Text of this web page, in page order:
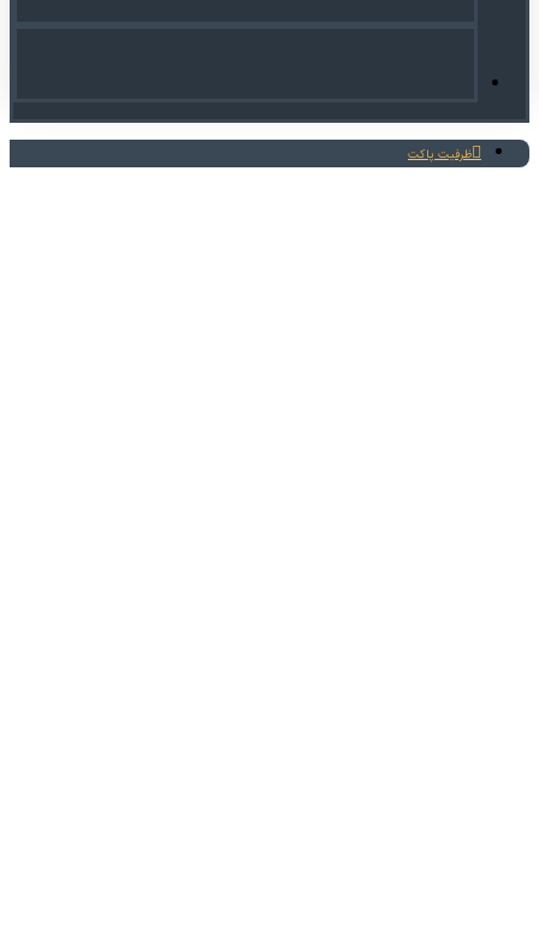
ظرفیت پاکت